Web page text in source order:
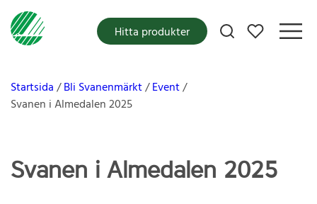
Mina favoriter
Hitta produkter
Startsida Bli Svanenmärkt Event
Svanen i Almedalen 2025
Svanen i Almedalen 2025